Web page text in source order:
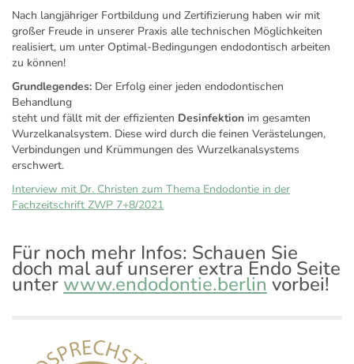
Nach langjähriger Fortbildung und Zertifizierung haben wir mit
großer Freude in unserer Praxis alle technischen Möglichkeiten
realisiert, um unter Optimal-Bedingungen endodontisch arbeiten
zu können!
Grundlegendes: Der Erfolg einer jeden endodontischen
Behandlung
steht und fällt mit der effizienten Desinfektion im gesamten
Wurzelkanalsystem. Diese wird durch die feinen Verästelungen,
Verbindungen und Krümmungen des Wurzelkanalsystems
erschwert.
Interview mit Dr. Christen zum Thema Endodontie in der
Fachzeitschrift ZWP 7+8/2021
Für noch mehr Infos: Schauen Sie
doch mal auf unserer extra Endo Seite
unter www.endodontie.berlin vorbei!